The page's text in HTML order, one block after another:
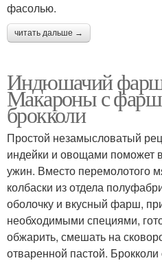
фасолью.
читать дальше →
Индюшачий фарш
Макароны с
брокколи
Простой незамысловатый
индейки и овощами поможет
ужин. Вместо перемолотого
колбаски из отдела
оболочку и вкусный фарш,
необходимыми специями,
обжарить, смешать на
отваренной пастой.